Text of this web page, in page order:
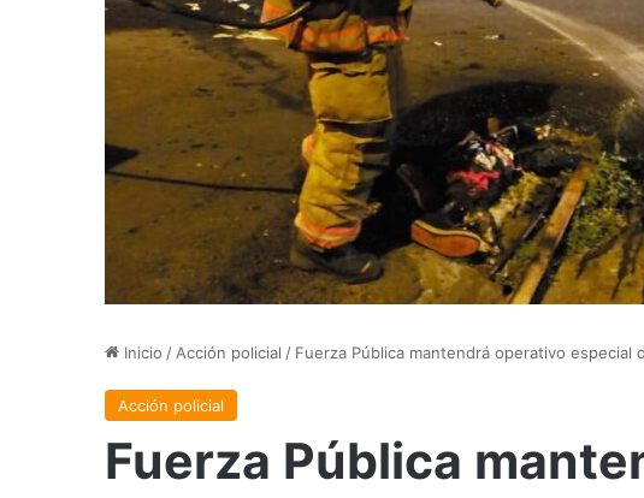
Inicio / Acción policial / Fuerza Pública mantendrá operativo especial
Acción policial
Fuerza Pública